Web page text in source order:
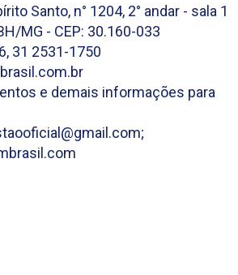
Santo, n° 1204, 2° andar - sala 1
MG - CEP: 30.160-033
31 2531-1750
e demais informações para